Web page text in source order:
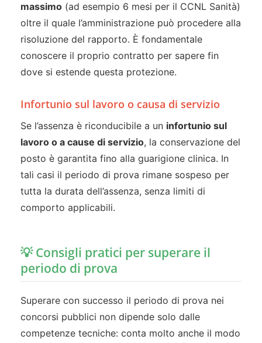
massimo (ad esempio 6 mesi per il CCNL Sanità)
oltre il quale l’amministrazione può procedere alla
risoluzione del rapporto. È fondamentale
conoscere il proprio contratto per sapere fin
dove si estende questa protezione.
Infortunio sul lavoro o causa di servizio
Se l’assenza è riconducibile a un infortunio sul
lavoro o a cause di servizio, la conservazione del
posto è garantita fino alla guarigione clinica. In
tali casi il periodo di prova rimane sospeso per
tutta la durata dell’assenza, senza limiti di
comporto applicabili.
💡 Consigli pratici per superare il
periodo di prova
Superare con successo il periodo di prova nei
concorsi pubblici non dipende solo dalle
competenze tecniche: conta molto anche il modo